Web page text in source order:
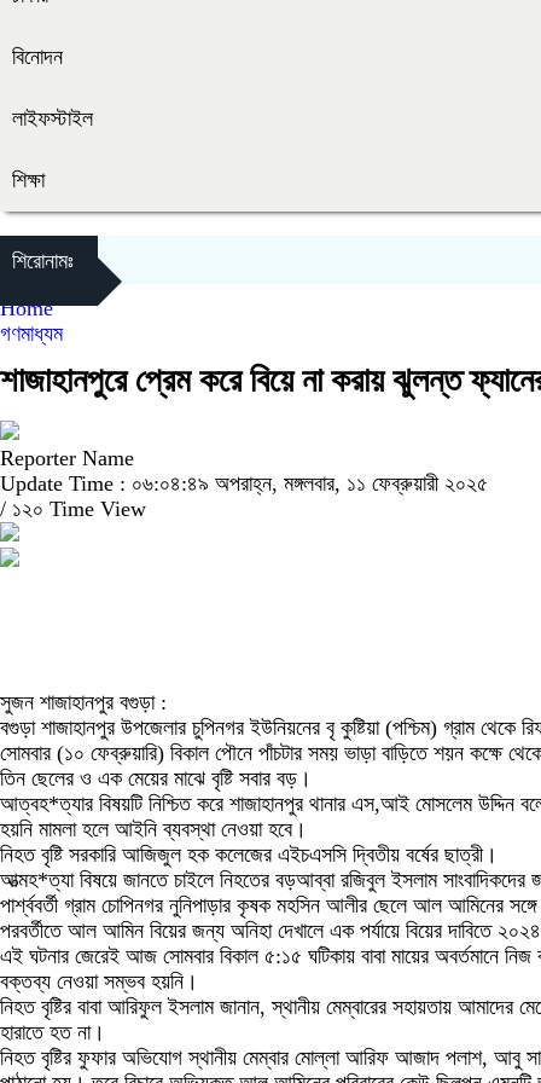
বিনোদন
লাইফস্টাইল
শিক্ষা
শিরোনামঃ
Home
গণমাধ্যম
শাজাহানপুরে প্রেম করে বিয়ে না করায় ঝুলন্ত
Reporter Name
Update Time : ০৬:০৪:৪৯ অপরাহ্ন, মঙ্গলবার, ১১ ফেব্রুয়ারী ২০২৫
/ ১২০ Time View
সুজন শাজাহানপুর বগুড়া :
বগুড়া শাজাহানপুর উপজেলার চুপিনগর ইউনিয়নের বৃ কুষ্টিয়া (পশ্চিম) গ্রাম থেকে
সোমবার (১০ ফেব্রুয়ারি) বিকাল পৌনে পাঁচটার সময় ভাড়া বাড়িতে শয়ন কক্ষে
তিন ছেলের ও এক মেয়ের মাঝে বৃষ্টি সবার বড়।
আত্বহ*ত্যার বিষয়টি নিশ্চিত করে শাজাহানপুর থানার এস,আই মোসলেম উদ্দিন
হয়নি মামলা হলে আইনি ব্যবস্থা নেওয়া হবে।
নিহত বৃষ্টি সরকারি আজিজুল হক কলেজের এইচএসসি দ্বিতীয় বর্ষের ছাত্রী।
আত্মহ*ত্যা বিষয়ে জানতে চাইলে নিহতের বড়আব্বা রজিবুল ইসলাম সাংবাদিকদের
পার্শ্ববর্তী গ্রাম চোপিনগর নুনিপাড়ার কৃষক মহসিন আলীর ছেলে আল আমিনের সঙ্গে
পরবর্তীতে আল আমিন বিয়ের জন্য অনিহা দেখালে এক পর্যায়ে বিয়ের দাবিতে
এই ঘটনার জেরেই আজ সোমবার বিকাল ৫:১৫ ঘটিকায় বাবা মায়ের অবর্তমানে
বক্তব্য নেওয়া সম্ভব হয়নি।
নিহত বৃষ্টির বাবা আরিফুল ইসলাম জানান, স্থানীয় মেম্বারের সহায়তায়
হারাতে হত না।
নিহত বৃষ্টির ফুফার অভিযোগ স্থানীয় মেম্বার মোল্লা আরিফ আজাদ পলাশ, আবু